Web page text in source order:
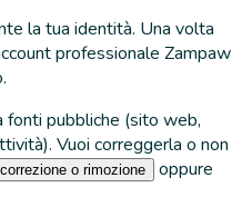
la tua identità. Una volta
professionale Zampaw
fonti pubbliche (sito web,
Vuoi correggerla o non
o rimozione
oppure